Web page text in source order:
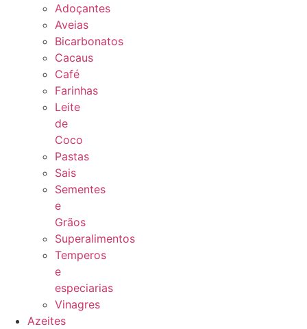
Adoçantes
Aveias
Bicarbonatos
Cacaus
Café
Farinhas
Leite
de
Coco
Pastas
Sais
Sementes
e
Grãos
Superalimentos
Temperos
e
especiarias
Vinagres
Azeites